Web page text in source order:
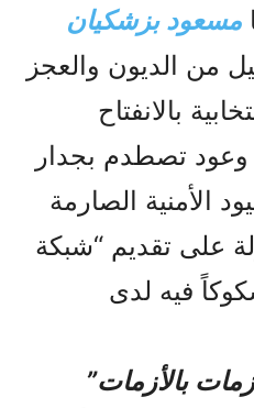
مسعود بزشكيان
من الديون والعجز
بالانفتاح
وعود تصطدم بجدار
الأمنية الصارمة
على تقديم “شبكة
فيه لدى
بالأزمات”